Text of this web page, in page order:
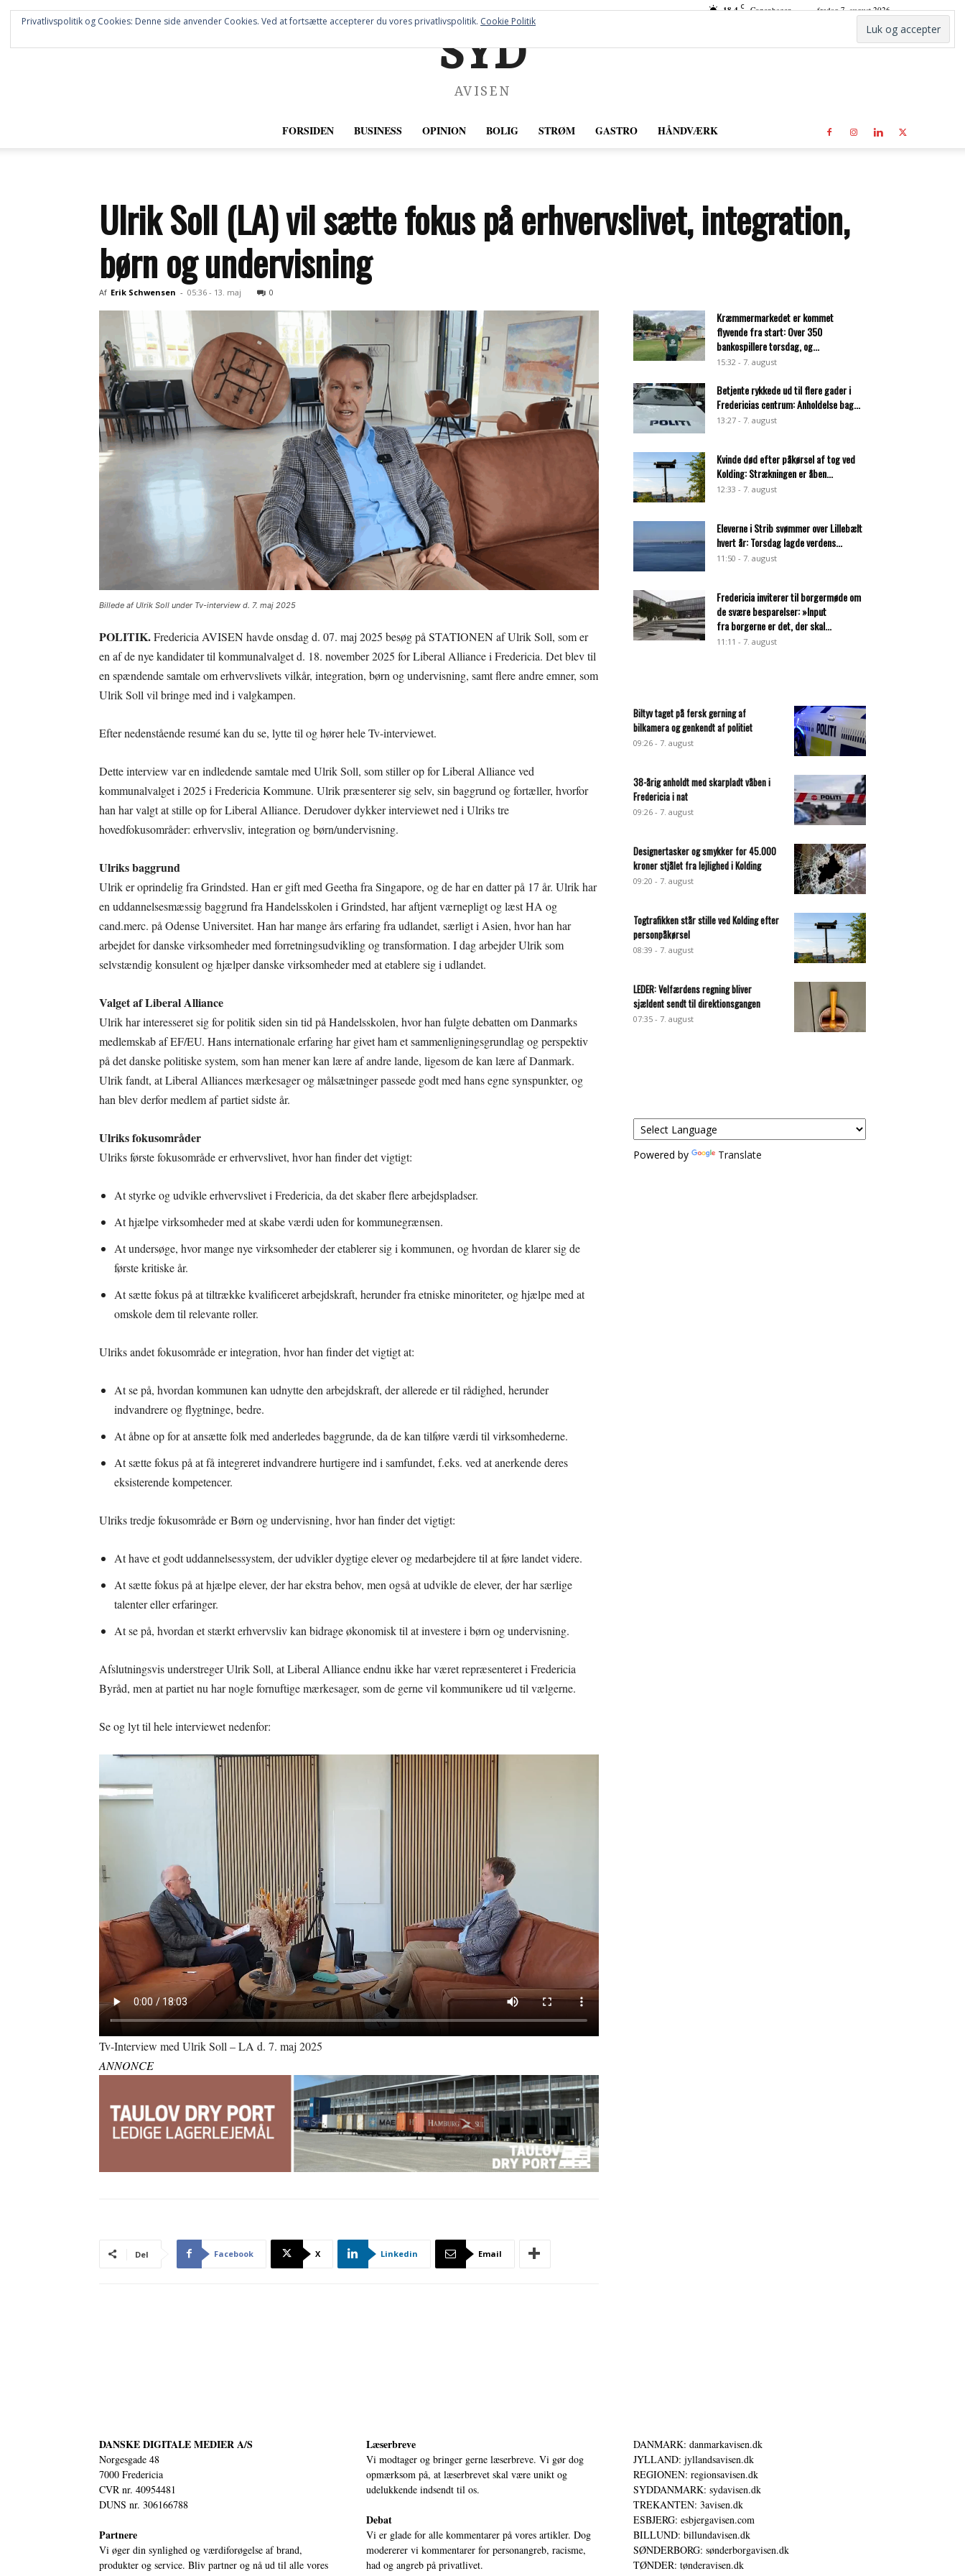
18.4 C Copenhagen fredag 7. august 2026
SYD
AVISEN
FORSIDEN BUSINESS OPINION BOLIG STRØM GASTRO HÅNDVÆRK
Ulrik Soll (LA) vil sætte fokus på erhvervslivet, integration,
børn og undervisning
Af Erik Schwensen - 05:36 - 13. maj 0
Billede af Ulrik Soll under Tv-interview d. 7. maj 2025
POLITIK.Fredericia AVISEN havde onsdag d. 07. maj 2025 besøg på STATIONEN af Ulrik Soll, som er
en af de nye kandidater til kommunalvalget d. 18. november 2025 for Liberal Alliance i Fredericia. Det blev til
en spændende samtale om erhvervslivets vilkår, integration, børn og undervisning, samt flere andre emner, som
Ulrik Soll vil bringe med ind i valgkampen.
Efter nedenstående resumé kan du se, lytte til og hører hele Tv-interviewet.
Dette interview var en indledende samtale med Ulrik Soll, som stiller op for Liberal Alliance ved
kommunalvalget i 2025 i Fredericia Kommune. Ulrik præsenterer sig selv, sin baggrund og fortæller, hvorfor
han har valgt at stille op for Liberal Alliance. Derudover dykker interviewet ned i Ulriks tre
hovedfokusområder: erhvervsliv, integration og børn/undervisning.
Ulriks baggrund
Ulrik er oprindelig fra Grindsted. Han er gift med Geetha fra Singapore, og de har en datter på 17 år. Ulrik har
en uddannelsesmæssig baggrund fra Handelsskolen i Grindsted, har aftjent værnepligt og læst HA og
cand.merc. på Odense Universitet. Han har mange års erfaring fra udlandet, særligt i Asien, hvor han har
arbejdet for danske virksomheder med forretningsudvikling og transformation. I dag arbejder Ulrik som
selvstændig konsulent og hjælper danske virksomheder med at etablere sig i udlandet.
Valget af Liberal Alliance
Ulrik har interesseret sig for politik siden sin tid på Handelsskolen, hvor han fulgte debatten om Danmarks
medlemskab af EF/EU. Hans internationale erfaring har givet ham et sammenligningsgrundlag og perspektiv
på det danske politiske system, som han mener kan lære af andre lande, ligesom de kan lære af Danmark.
Ulrik fandt, at Liberal Alliances mærkesager og målsætninger passede godt med hans egne synspunkter, og
han blev derfor medlem af partiet sidste år.
Ulriks fokusområder
Ulriks første fokusområde er erhvervslivet, hvor han finder det vigtigt:
At styrke og udvikle erhvervslivet i Fredericia, da det skaber flere arbejdspladser.
At hjælpe virksomheder med at skabe værdi uden for kommunegrænsen.
At undersøge, hvor mange nye virksomheder der etablerer sig i kommunen, og hvordan de klarer sig de
første kritiske år.
At sætte fokus på at tiltrække kvalificeret arbejdskraft, herunder fra etniske minoriteter, og hjælpe med at
omskole dem til relevante roller.
Ulriks andet fokusområde er integration, hvor han finder det vigtigt at:
At se på, hvordan kommunen kan udnytte den arbejdskraft, der allerede er til rådighed, herunder
indvandrere og flygtninge, bedre.
At åbne op for at ansætte folk med anderledes baggrunde, da de kan tilføre værdi til virksomhederne.
At sætte fokus på at få integreret indvandrere hurtigere ind i samfundet, f.eks. ved at anerkende deres
eksisterende kompetencer.
Ulriks tredje fokusområde er Børn og undervisning, hvor han finder det vigtigt:
At have et godt uddannelsessystem, der udvikler dygtige elever og medarbejdere til at føre landet videre.
At sætte fokus på at hjælpe elever, der har ekstra behov, men også at udvikle de elever, der har særlige
talenter eller erfaringer.
At se på, hvordan et stærkt erhvervsliv kan bidrage økonomisk til at investere i børn og undervisning.
Afslutningsvis understreger Ulrik Soll, at Liberal Alliance endnu ikke har været repræsenteret i Fredericia
Byråd, men at partiet nu har nogle fornuftige mærkesager, som de gerne vil kommunikere ud til vælgerne.
Se og lyt til hele interviewet nedenfor:
Tv-Interview med Ulrik Soll – LA d. 7. maj 2025
ANNONCE
Del Facebook X Linkedin Email
Kræmmermarkedet er kommet
flyvende fra start: Over 350
bankospillere torsdag, og...
15:32 - 7. august
Betjente rykkede ud til flere gader i
Fredericias centrum: Anholdelse bag...
13:27 - 7. august
Kvinde død efter påkørsel af tog ved
Kolding: Strækningen er åben...
12:33 - 7. august
Eleverne i Strib svømmer over Lillebælt
hvert år: Torsdag lagde verdens...
11:50 - 7. august
Fredericia inviterer til borgermøde om
de svære besparelser: »Input
fra borgerne er det, der skal...
11:11 - 7. august
Biltyv taget på fersk gerning af
bilkamera og genkendt af politiet
09:26 - 7. august
38-årig anholdt med skarpladt våben i
Fredericia i nat
09:26 - 7. august
Designertasker og smykker for 45.000
kroner stjålet fra lejlighed i Kolding
09:20 - 7. august
Togtrafikken står stille ved Kolding efter
personpåkørsel
08:39 - 7. august
LEDER: Velfærdens regning bliver
sjældent sendt til direktionsgangen
07:35 - 7. august
Powered by Translate
DANSKE DIGITALE MEDIER A/S
Norgesgade 48
7000 Fredericia
CVR nr. 40954481
DUNS nr. 306166788
Partnere
Vi øger din synlighed og værdiforøgelse af brand,
produkter og service. Bliv partner og nå ud til alle vores
Læserbreve
Vi modtager og bringer gerne læserbreve. Vi gør dog
opmærksom på, at læserbrevet skal være unikt og
udelukkende indsendt til os.
Debat
Vi er glade for alle kommentarer på vores artikler. Dog
modererer vi kommentarer for personangreb, racisme,
had og angreb på privatlivet.
DANMARK: danmarkavisen.dk
JYLLAND: jyllandsavisen.dk
REGIONEN: regionsavisen.dk
SYDDANMARK: sydavisen.dk
TREKANTEN: 3avisen.dk
ESBJERG: esbjergavisen.com
BILLUND: billundavisen.dk
SØNDERBORG: sønderborgavisen.dk
TØNDER: tønderavisen.dk
Privatlivspolitik og Cookies: Denne side anvender Cookies. Ved at fortsætte accepterer du vores privatlivspolitik. Cookie Politik